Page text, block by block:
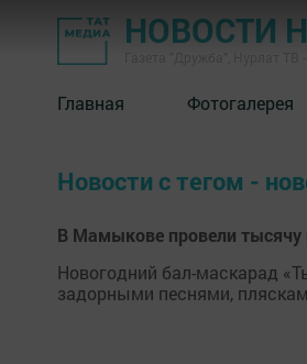
НОВОСТИ
Главная Фотогалерея
Новости с тегом -
В Мамыкове провели
Новогодний бал-маскарад
задорными песнями,